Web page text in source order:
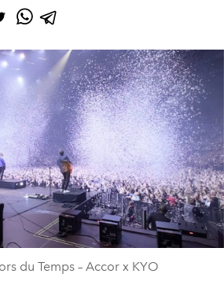
du Temps – Accor x KYO